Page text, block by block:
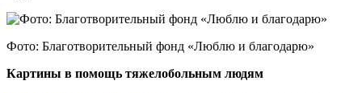
Фото: Благотворительный фонд «Люблю и благодарю»
Картины в помощь тяжелобольным людям